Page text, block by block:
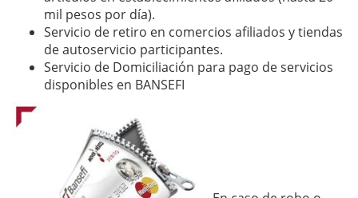
mil pesos por día).
Servicio de retiro en comercios afiliados y tiendas
de autoservicio participantes.
Servicio de Domiciliación para pago de servicios
disponibles en BANSEFI